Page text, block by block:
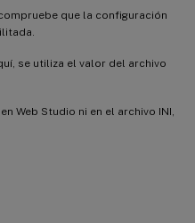
que la configuración
se utiliza el valor del archivo
Web Studio ni en el archivo INI,